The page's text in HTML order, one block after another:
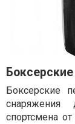
Боксерские
спортсмена